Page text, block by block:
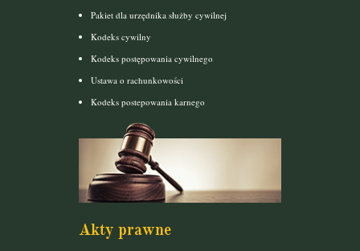
Pakiet dla urzędnika służby cywilnej
Kodeks cywilny
Kodeks postępowania cywilnego
Ustawa o rachunkowości
Kodeks postepowania karnego
Akty prawne